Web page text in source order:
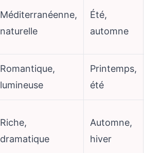
Méditerranéenne,
naturelle
Été,
automne
Romantique,
lumineuse
Printemps,
été
Riche,
dramatique
Automne,
hiver